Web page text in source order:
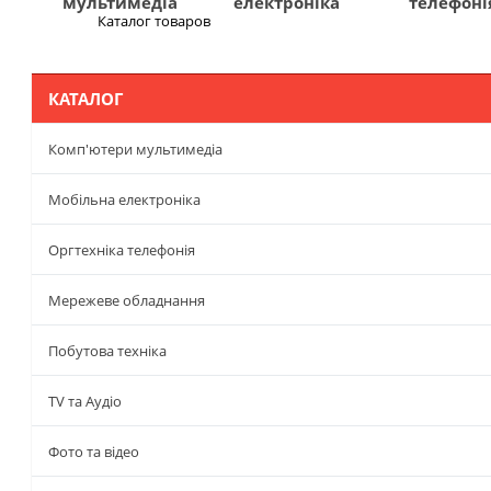
Каталог товаров
КАТАЛОГ
Комп'ютери мультимедіа
Мобільна електроніка
Оргтехніка телефонія
Мережеве обладнання
Побутова техніка
TV та Аудіо
Фото та відео